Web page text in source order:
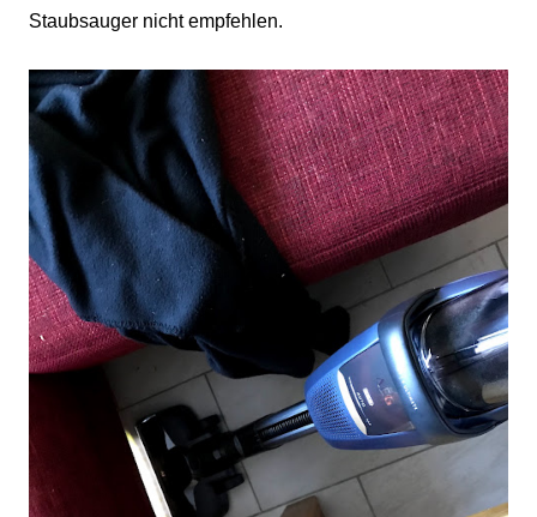
Staubsauger nicht empfehlen.